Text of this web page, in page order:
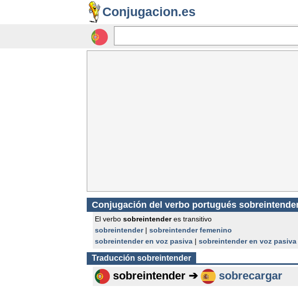
Conjugacion.es
Conjugación del verbo portugués
El verbo sobreintenderes transitivo
sobreintender| sobreintender femenino
sobreintender en voz pasiva | sobreintender en voz
Traducción sobreintender
sobreintender ➔ sobrecargar